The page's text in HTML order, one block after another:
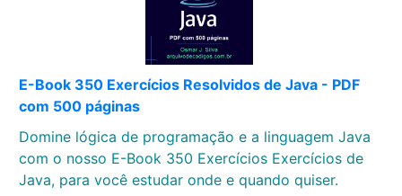
E-Book 350 Exercícios Resolvidos de Java - PDF
com 500 páginas
Domine lógica de programação e a linguagem Java
com o nosso E-Book 350 Exercícios Exercícios de
Java, para você estudar onde e quando quiser.